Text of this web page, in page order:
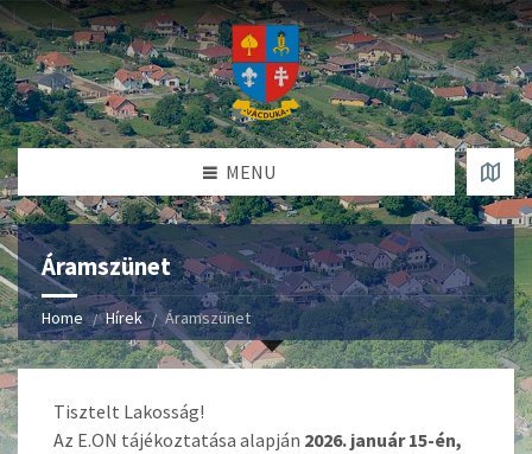
MENU
Áramszünet
Home Hírek Áramszünet
Tisztelt Lakosság!
Az E.ON tájékoztatása alapján 2026. január 15-én,